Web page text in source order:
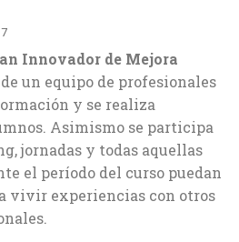
Innovador de Mejora
un equipo de profesionales
y se realiza
Asimismo se participa
jornadas y todas aquellas
el período del curso puedan
vivir experiencias con otros